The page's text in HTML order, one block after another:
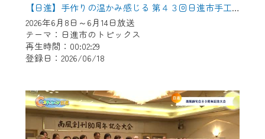
【日進】手作りの温かみ感じる 第４３回日進市手工芸連盟展
2026年6月8日～6月14日放送
テーマ：日進市のトピックス
再生時間：00:02:29
登録日：2026/06/18